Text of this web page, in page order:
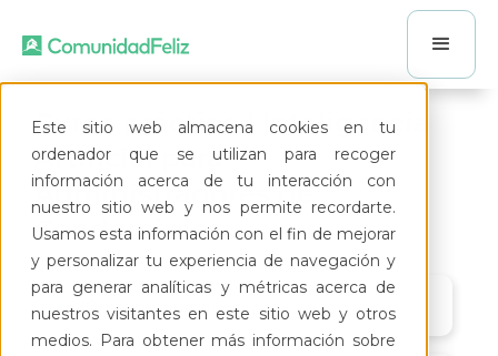
Este sitio web almacena cookies en tu
ordenador que se utilizan para recoger
información acerca de tu interacción con
nuestro sitio web y nos permite recordarte.
Usamos esta información con el fin de mejorar
y personalizar tu experiencia de navegación y
para generar analíticas y métricas acerca de
nuestros visitantes en este sitio web y otros
medios. Para obtener más información sobre
Curso práctico | Inteligencia
Artificial para
Administradores de
Condominios
Online - Youtube